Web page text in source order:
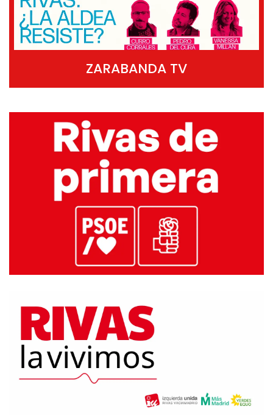
ZARABANDA TV